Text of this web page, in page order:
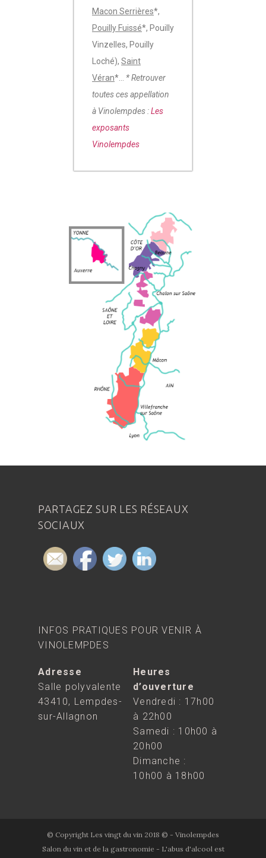
Macon Serrières*,
Pouilly Fuissé*, Pouilly
Vinzelles, Pouilly
Loché), Saint
Véran*… * Retrouver
toutes ces appellation
à Vinolempdes :Les
exposants
Vinolempdes
PARTAGEZ SUR LES RÉSEAUX
SOCIAUX
INFOS PRATIQUES POUR VENIR À
VINOLEMPDES
Adresse
Salle polyvalente
43410, Lempdes-
sur-Allagnon
Heures
d’ouverture
Vendredi : 17h00
à 22h00
Samedi : 10h00 à
20h00
Dimanche :
10h00 à 18h00
© Copyright Les vingt du vin 2018 © - Vinolempdes
Salon du vin et de la gastronomie - L'abus d'alcool est